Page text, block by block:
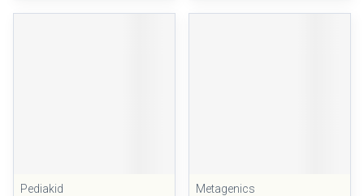
Pediakid
Metagenics